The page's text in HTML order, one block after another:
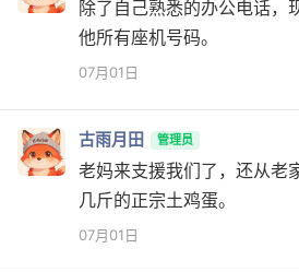
除了自己熟悉的办公电话，
他所有座机号码。
07月01日
古雨月田 管理员
老妈来支援我们了，还从老
几斤的正宗土鸡蛋。
07月01日